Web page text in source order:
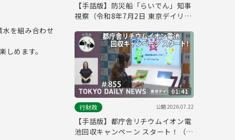
を組み合わせ
めます。
【手話版】防災船「らいでん」知事
視察（令和8年7月2日 東京デイリー
01:41
行財政
公開2026.07.22
【手話版】都庁舎リチウムイオン電
池回収キャンペーン スタート！（令